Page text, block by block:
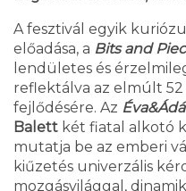
A fesztivál egyik
előadása, a Bits and
lendületes és
reflektálva az elmúlt
fejlődésére. Az
Balett két fiatal alkotó
mutatja be az emberi
kiűzetés univerzális
mozgásvilággal,